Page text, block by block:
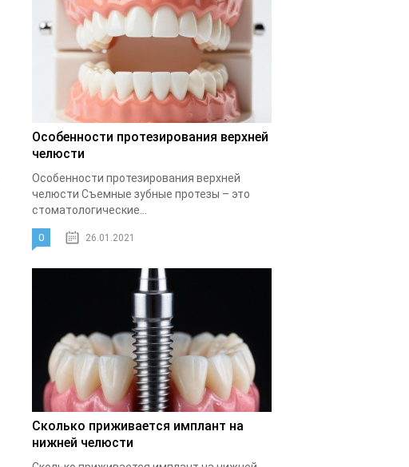
Особенности протезирования верхней
челюсти
Особенности протезирования верхней
челюсти Съемные зубные протезы – это
стоматологические...
0 26.01.2021
Сколько приживается имплант на
нижней челюсти